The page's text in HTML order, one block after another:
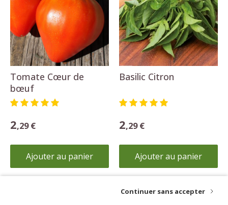
Tomate Cœur de
bœuf
2,29 €
Ajouter au panier
Basilic Citron
2,29 €
Ajouter au panier
Continuer sans accepter